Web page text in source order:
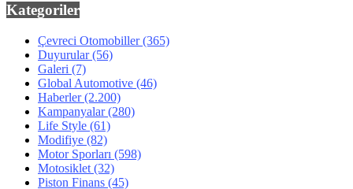
Kategoriler
Çevreci Otomobiller(365)
Duyurular(56)
Galeri (7)
Global Automotive (46)
Haberler(2.200)
Kampanyalar(280)
Life Style (61)
Modifiye (82)
Motor Sporları (598)
Motosiklet (32)
Piston Finans (45)